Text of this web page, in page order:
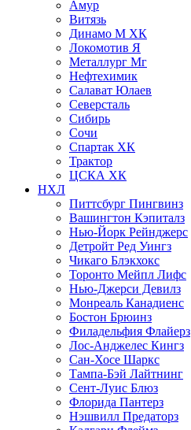
Амур
Витязь
Динамо М ХК
Локомотив Я
Металлург Мг
Нефтехимик
Салават Юлаев
Северсталь
Сибирь
Сочи
Спартак ХК
Трактор
ЦСКА ХК
НХЛ
Питтсбург Пингвинз
Вашингтон Кэпиталз
Нью-Йорк Рейнджерс
Детройт Ред Уингз
Чикаго Блэкхокс
Торонто Мейпл Лифс
Нью-Джерси Девилз
Монреаль Канадиенс
Бостон Брюинз
Филадельфия Флайерз
Лос-Анджелес Кингз
Сан-Хосе Шаркс
Тампа-Бэй Лайтнинг
Сент-Луис Блюз
Флорида Пантерз
Нэшвилл Предаторз